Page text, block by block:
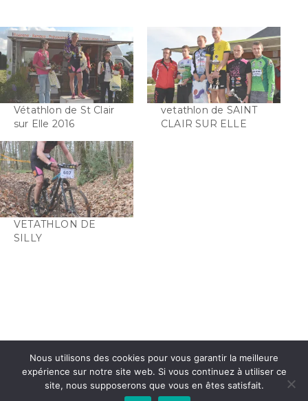
Vétathlon de St Clair
sur Elle 2016
vetathlon de SAINT
CLAIR SUR ELLE
VETATHLON DE
SILLY
INSTAGRAM FACEBOOK
Nous utilisons des cookies pour vous garantir la meilleure
expérience sur notre site web. Si vous continuez à utiliser ce
site, nous supposerons que vous en êtes satisfait.